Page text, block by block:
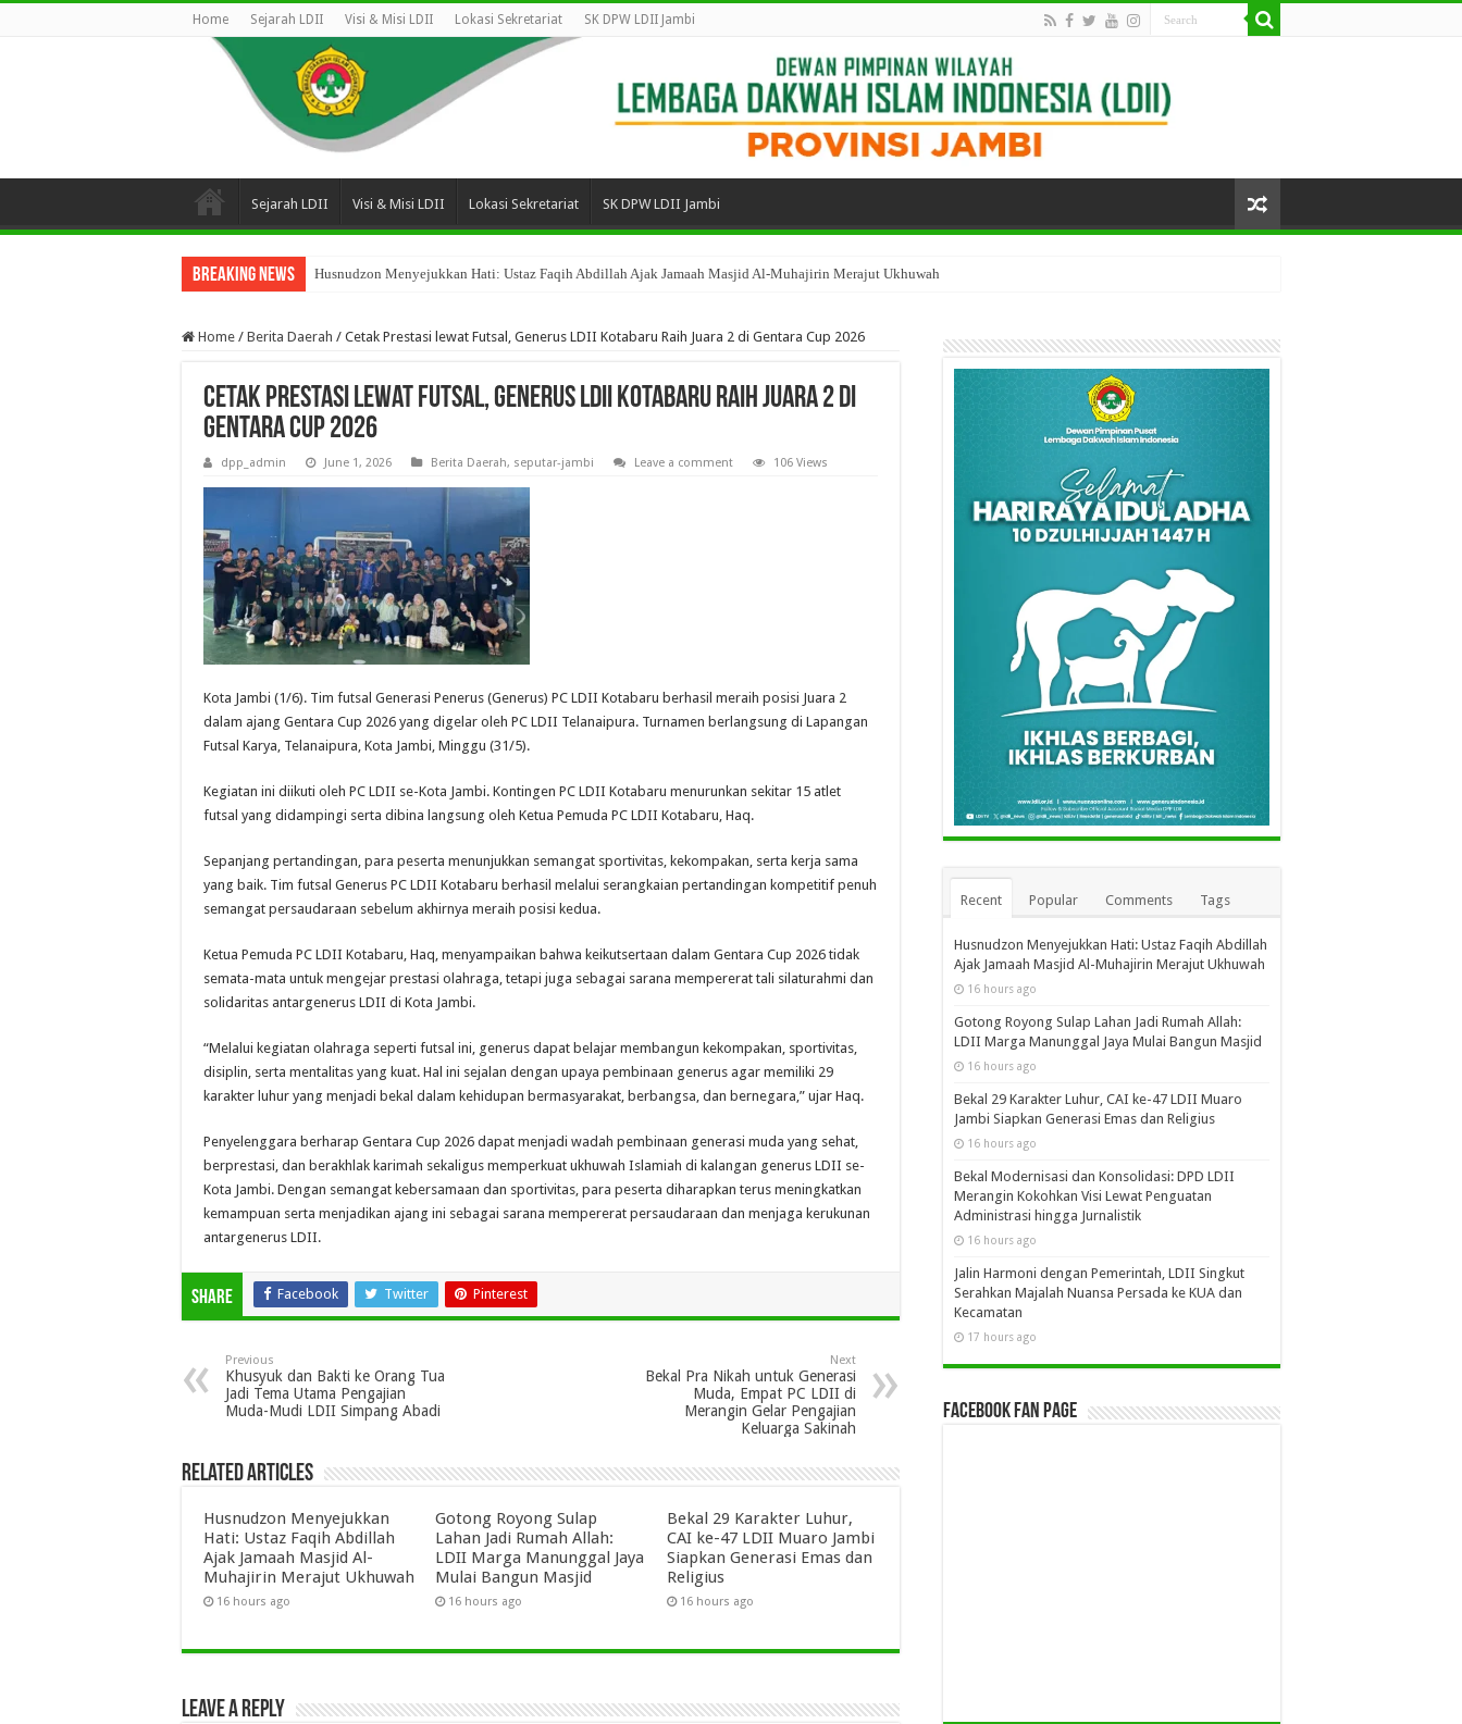
Home Sejarah LDII Visi & Misi LDII Lokasi Sekretariat SK DPW LDII Jambi
Sejarah LDII Visi & Misi LDII Lokasi Sekretariat SK DPW LDII Jambi
Breaking News Husnudzon Menyejukkan Hati: Ustaz Faqih Abdillah Ajak Jamaah Masjid Al-Muhajirin Merajut Ukhuwah
Home / Berita Daerah / Cetak Prestasi lewat Futsal, Generus LDII Kotabaru Raih Juara 2 di Gentara Cup 2026
Cetak Prestasi lewat Futsal, Generus LDII Kotabaru Raih Juara 2 di
Gentara Cup 2026
dpp_admin June 1, 2026 Berita Daerah, seputar-jambi Leave a comment 106 Views
Kota Jambi (1/6). Tim futsal Generasi Penerus (Generus) PC LDII Kotabaru berhasil meraih posisi Juara 2
dalam ajang Gentara Cup 2026 yang digelar oleh PC LDII Telanaipura. Turnamen berlangsung di Lapangan
Futsal Karya, Telanaipura, Kota Jambi, Minggu (31/5).
Kegiatan ini diikuti oleh PC LDII se-Kota Jambi. Kontingen PC LDII Kotabaru menurunkan sekitar 15 atlet
futsal yang didampingi serta dibina langsung oleh Ketua Pemuda PC LDII Kotabaru, Haq.
Sepanjang pertandingan, para peserta menunjukkan semangat sportivitas, kekompakan, serta kerja sama
yang baik. Tim futsal Generus PC LDII Kotabaru berhasil melalui serangkaian pertandingan kompetitif penuh
semangat persaudaraan sebelum akhirnya meraih posisi kedua.
Ketua Pemuda PC LDII Kotabaru, Haq, menyampaikan bahwa keikutsertaan dalam Gentara Cup 2026 tidak
semata-mata untuk mengejar prestasi olahraga, tetapi juga sebagai sarana mempererat tali silaturahmi dan
solidaritas antargenerus LDII di Kota Jambi.
“Melalui kegiatan olahraga seperti futsal ini, generus dapat belajar membangun kekompakan, sportivitas,
disiplin, serta mentalitas yang kuat. Hal ini sejalan dengan upaya pembinaan generus agar memiliki 29
karakter luhur yang menjadi bekal dalam kehidupan bermasyarakat, berbangsa, dan bernegara,” ujar Haq.
Penyelenggara berharap Gentara Cup 2026 dapat menjadi wadah pembinaan generasi muda yang sehat,
berprestasi, dan berakhlak karimah sekaligus memperkuat ukhuwah Islamiah di kalangan generus LDII se-
Kota Jambi. Dengan semangat kebersamaan dan sportivitas, para peserta diharapkan terus meningkatkan
kemampuan serta menjadikan ajang ini sebagai sarana mempererat persaudaraan dan menjaga kerukunan
antargenerus LDII.
Share Facebook Twitter Pinterest
Previous
Khusyuk dan Bakti ke Orang Tua
Jadi Tema Utama Pengajian
Muda-Mudi LDII Simpang Abadi
Next
Bekal Pra Nikah untuk Generasi
Muda, Empat PC LDII di
Merangin Gelar Pengajian
Keluarga Sakinah
Related Articles
Husnudzon Menyejukkan
Hati: Ustaz Faqih Abdillah
Ajak Jamaah Masjid Al-
Muhajirin Merajut Ukhuwah
16 hours ago
Gotong Royong Sulap
Lahan Jadi Rumah Allah:
LDII Marga Manunggal Jaya
Mulai Bangun Masjid
16 hours ago
Bekal 29 Karakter Luhur,
CAI ke-47 LDII Muaro Jambi
Siapkan Generasi Emas dan
Religius
16 hours ago
Leave a Reply
Recent Popular Comments Tags
Husnudzon Menyejukkan Hati: Ustaz Faqih Abdillah
Ajak Jamaah Masjid Al-Muhajirin Merajut Ukhuwah
16 hours ago
Gotong Royong Sulap Lahan Jadi Rumah Allah:
LDII Marga Manunggal Jaya Mulai Bangun Masjid
16 hours ago
Bekal 29 Karakter Luhur, CAI ke-47 LDII Muaro
Jambi Siapkan Generasi Emas dan Religius
16 hours ago
Bekal Modernisasi dan Konsolidasi: DPD LDII
Merangin Kokohkan Visi Lewat Penguatan
Administrasi hingga Jurnalistik
16 hours ago
Jalin Harmoni dengan Pemerintah, LDII Singkut
Serahkan Majalah Nuansa Persada ke KUA dan
Kecamatan
17 hours ago
Facebook Fan Page